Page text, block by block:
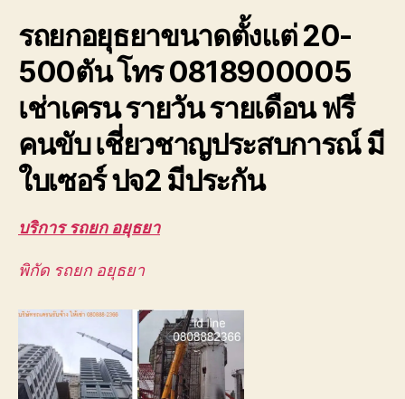
ชิ้น
งาน
บางปะอิน
วังน้อย
โรจ
0888000456
รถยกอยุธยาขนาดตั้งแต่ 20-
500ตัน โทร 0818900005
เช่าเครน รายวัน รายเดือน ฟรี
คนขับ เชี่ยวชาญประสบการณ์ มี
ใบเซอร์ ปจ2 มีประกัน
บริการ รถยก อยุธยา
พิกัด รถยก อยุธยา